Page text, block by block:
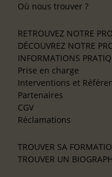
Où nous trouver ?
RETROUVEZ NOTRE
DÉCOUVREZ NOTRE
INFORMATIONS
Prise en charge
Interventions et
Partenaires
CGV
Réclamations
TROUVER SA
TROUVER UN